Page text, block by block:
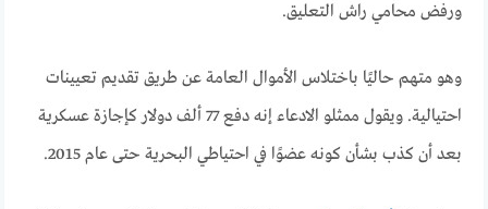
ورفض محامي راش التعليق.
وهو متهم حاليًا باختلاس الأموال العامة عن طريق تقديم تعيينات
احتيالية. ويقول ممثلو الادعاء إنه دفع 77 ألف دولار كإجازة عسكرية
بعد أن كذب بشأن كونه عضوًا في احتياطي البحرية حتى عام 2015.